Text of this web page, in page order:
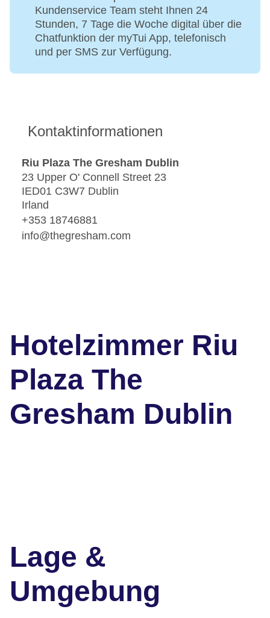
Kundenservice Team steht Ihnen 24
Stunden, 7 Tage die Woche digital über die
Chatfunktion der myTui App, telefonisch
und per SMS zur Verfügung.
Kontaktinformationen
Riu Plaza The Gresham Dublin
23 Upper O' Connell Street 23
IED01 C3W7 Dublin
Irland
+353 18746881
info@thegresham.com
Hotelzimmer Riu
Plaza The
Gresham Dublin
Lage &
Umgebung